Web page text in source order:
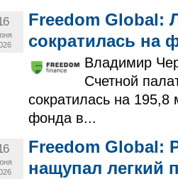
Freedom Global:
сократилась на
Владимир
Счетной
сократилась на
фонда в...
Freedom
нащупал легкий